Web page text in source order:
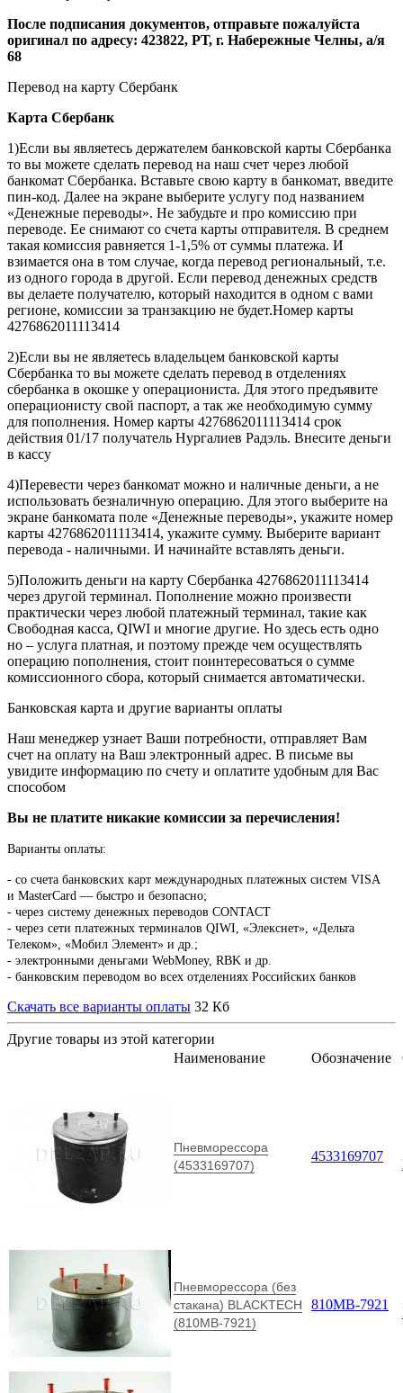
После подписания документов, отправьте пожалуйста
оригинал по адресу: 423822, РТ, г. Набережные Челны, а/я
68
Перевод на карту Сбербанк
Карта Сбербанк
1)Если вы являетесь держателем банковской карты Сбербанка
то вы можете сделать перевод на наш счет через любой
банкомат Сбербанка. Вставьте свою карту в банкомат, введите
пин-код. Далее на экране выберите услугу под названием
«Денежные переводы». Не забудьте и про комиссию при
переводе. Ее снимают со счета карты отправителя. В среднем
такая комиссия равняется 1-1,5% от суммы платежа. И
взимается она в том случае, когда перевод региональный, т.е.
из одного города в другой. Если перевод денежных средств
вы делаете получателю, который находится в одном с вами
регионе, комиссии за транзакцию не будет.Номер карты
4276862011113414
2)Если вы не являетесь владельцем банковской карты
Сбербанка то вы можете сделать перевод в отделениях
сбербанка в окошке у операциониста. Для этого предъявите
операционисту свой паспорт, а так же необходимую сумму
для пополнения. Номер карты 4276862011113414 срок
действия 01/17 получатель Нургалиев Радэль. Внесите деньги
в кассу
4)Перевести через банкомат можно и наличные деньги, а не
использовать безналичную операцию. Для этого выберите на
экране банкомата поле «Денежные переводы», укажите номер
карты 4276862011113414, укажите сумму. Выберите вариант
перевода - наличными. И начинайте вставлять деньги.
5)Положить деньги на карту Сбербанка 4276862011113414
через другой терминал. Пополнение можно произвести
практически через любой платежный терминал, такие как
Свободная касса, QIWI и многие другие. Но здесь есть одно
но – услуга платная, и поэтому прежде чем осуществлять
операцию пополнения, стоит поинтересоваться о сумме
комиссионного сбора, который снимается автоматически.
Банковская карта и другие варианты оплаты
Наш менеджер узнает Ваши потребности, отправляет Вам
счет на оплату на Ваш электронный адрес. В письме вы
увидите информацию по счету и оплатите удобным для Вас
способом
Вы не платите никакие комиссии за перечисления!
Варианты оплаты:
- со счета банковских карт международных платежных систем VISA
и MasterCard — быстро и безопасно;
- через систему денежных переводов CONTACT
- через сети платежных терминалов QIWI, «Элекснет», «Дельта
Телеком», «Мобил Элемент» и др.;
- электронными деньгами WebMoney, RBK и др.
- банковским переводом во всех отделениях Российских банков
Скачать все варианты оплаты 32 Кб
Другие товары из этой категории
Наименование
Обозначение
Пневморессора
(4533169707)
4533169707
Пневморессора (без
стакана) BLACKTECH
(810MB-7921)
810MB-7921